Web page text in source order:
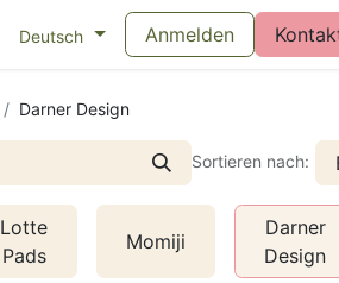
Kieswijzer maandverband
Deutsch Anmelden
Darner Design
Sortieren nach:
Lotte
Pads
Momiji
Darner
Design